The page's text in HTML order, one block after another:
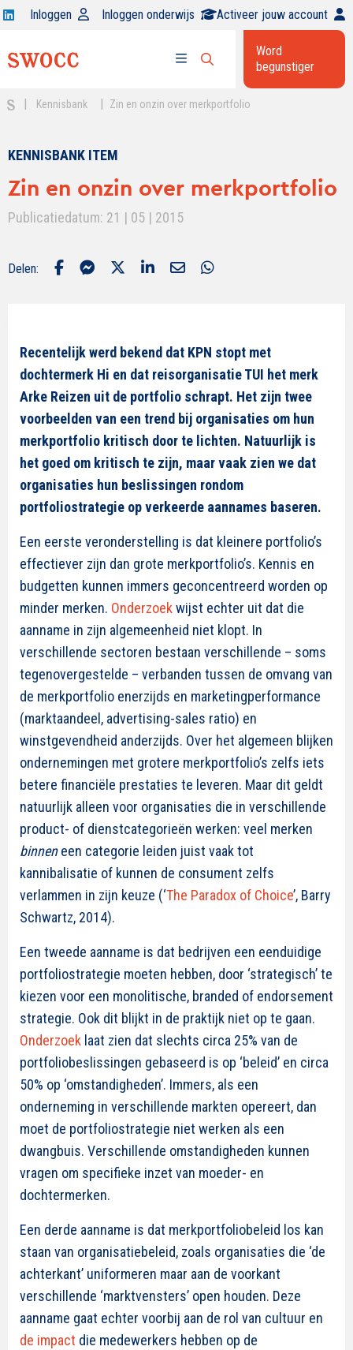
Open
op
Inloggen Inloggen onderwijs Activeer jouw account
Open
zoekbalk
Word
begunstiger
Kennisbank Zin en onzin over merkportfolio
KENNISBANK ITEM
Zin en onzin over merkportfolio
Publicatiedatum: 21 | 05 | 2015
Delen:
Recentelijk werd bekend dat KPN stopt met
dochtermerk Hi en dat reisorganisatie TUI het merk
Arke Reizen uit de portfolio schrapt. Het zijn twee
voorbeelden van een trend bij organisaties om hun
merkportfolio kritisch door te lichten. Natuurlijk is
het goed om kritisch te zijn, maar vaak zien we dat
organisaties hun beslissingen rondom
portfoliostrategie op verkeerde aannames baseren.
Een eerste veronderstelling is dat kleinere portfolio’s
effectiever zijn dan grote merkportfolio’s. Kennis en
budgetten kunnen immers geconcentreerd worden op
minder merken. Onderzoek wijst echter uit dat die
aanname in zijn algemeenheid niet klopt. In
verschillende sectoren bestaan verschillende – soms
tegenovergestelde – verbanden tussen de omvang van
de merkportfolio enerzijds en marketingperformance
(marktaandeel, advertising-sales ratio) en
winstgevendheid anderzijds. Over het algemeen blijken
ondernemingen met grotere merkportfolio’s zelfs iets
betere financiële prestaties te leveren. Maar dit geldt
natuurlijk alleen voor organisaties die in verschillende
product- of dienstcategorieën werken: veel merken
binneneen categorie leiden juist vaak tot
kannibalisatie of kunnen de consument zelfs
verlammen in zijn keuze (‘The Paradox of Choice’, Barry
Schwartz, 2014).
Een tweede aanname is dat bedrijven een eenduidige
portfoliostrategie moeten hebben, door ‘strategisch’ te
kiezen voor een monolitische, branded of endorsement
strategie. Ook dit blijkt in de praktijk niet op te gaan.
Onderzoek laat zien dat slechts circa 25% van de
portfoliobeslissingen gebaseerd is op ‘beleid’ en circa
50% op ‘omstandigheden’. Immers, als een
onderneming in verschillende markten opereert, dan
moet de portfoliostrategie niet werken als een
dwangbuis. Verschillende omstandigheden kunnen
vragen om specifieke inzet van moeder- en
dochtermerken.
Een derde aanname is dat merkportfoliobeleid los kan
staan van organisatiebeleid, zoals organisaties die ‘de
achterkant’ uniformeren maar aan de voorkant
verschillende ‘marktvensters’ open houden. Deze
aanname gaat echter voorbij aan de rol van cultuur en
de impact die medewerkers hebben op de